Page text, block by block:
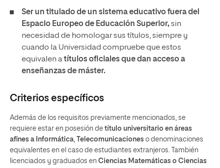
Ser un titulado de un sistema educativo fuera del
Espacio Europeo de Educación Superior,sin
necesidad de homologar sus títulos, siempre y
cuando la Universidad compruebe que estos
equivalen atítulos oficiales que dan acceso a
enseñanzas de máster.
Criterios específicos
Además de los requisitos previamente mencionados, se
requiere estar en posesión de título universitario en áreas
afines a Informática, Telecomunicaciones o denominaciones
equivalentes en el caso de estudiantes extranjeros. También
licenciados y graduados en Ciencias Matemáticas o Ciencias